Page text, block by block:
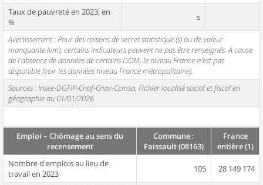
Taux de pauvreté en 2023, en
%
s
Avertissement : Pour des raisons de secret statistique (s) ou de valeur
manquante (vm), certains indicateurs peuvent ne pas être renseignés. À cause
de l'absence de données de certains DOM, le niveau France n'est pas
disponible (voir les données niveau France métropolitaine).
Sources : Insee-DGFiP-Cnaf-Cnav-Ccmsa, Fichier localisé social et fiscal en
géographie au 01/01/2026
Emploi – Chômage au sens du
recensement
Commune :
Faissault (08163)
France
entière (1)
Nombre d'emplois au lieu de
travail en 2023
105 28 149 174